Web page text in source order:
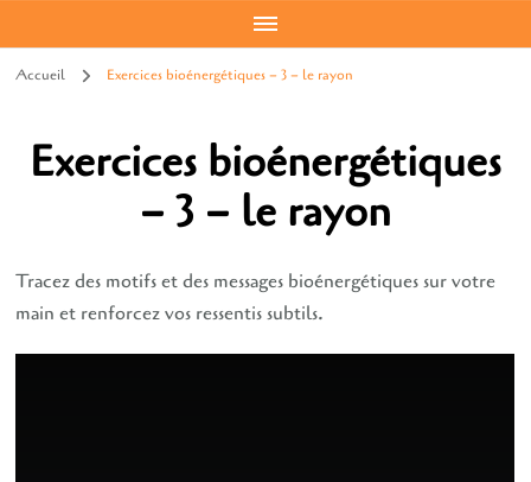
Accueil Exercices bioénergétiques – 3 – le rayon
Exercices bioénergétiques
– 3 – le rayon
Tracez des motifs et des messages bioénergétiques sur votre
main et renforcez vos ressentis subtils.